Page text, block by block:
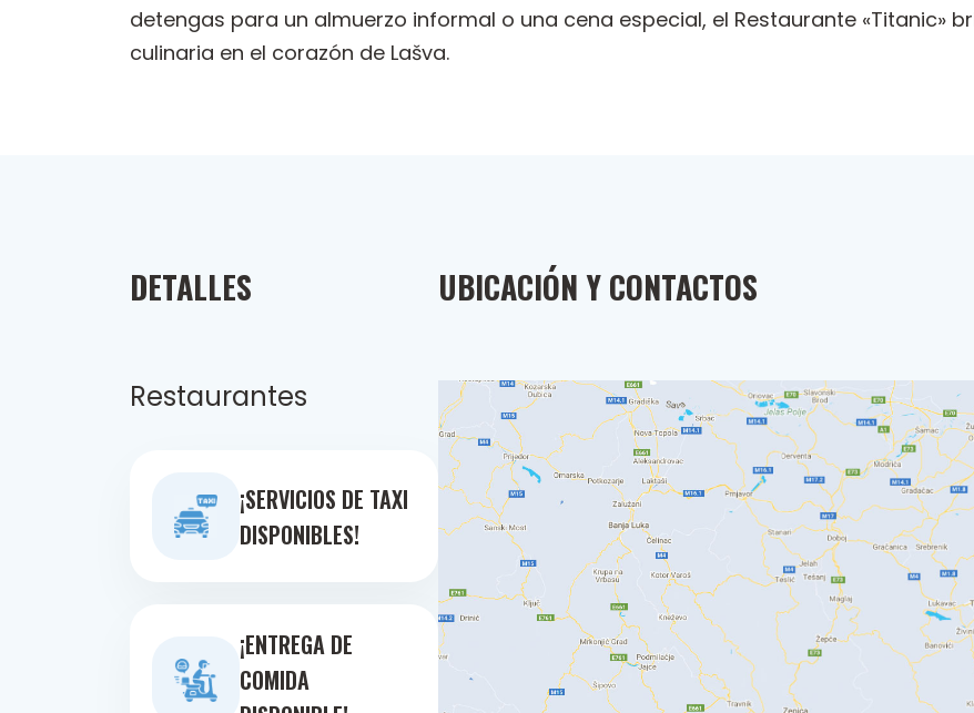
detengas para un almuerzo informal o una cena especial, el Restaurante «Titanic»
culinaria en el corazón de Lašva.
DETALLES
Restaurantes
¡SERVICIOS DE TAXI
DISPONIBLES!
¡ENTREGA DE
COMIDA
UBICACIÓN Y CONTACTOS